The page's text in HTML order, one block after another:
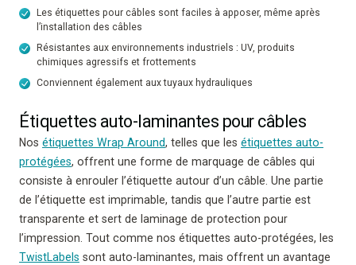
Les étiquettes pour câbles sont faciles à apposer, même après
l’installation des câbles
Résistantes aux environnements industriels : UV, produits
chimiques agressifs et frottements
Conviennent également aux tuyaux hydrauliques
Étiquettes auto-laminantes pour câbles
Nos étiquettes Wrap Around, telles que les étiquettes auto-
protégées, offrent une forme de marquage de câbles qui
consiste à enrouler l’étiquette autour d’un câble. Une partie
de l’étiquette est imprimable, tandis que l’autre partie est
transparente et sert de laminage de protection pour
l’impression. Tout comme nos étiquettes auto-protégées, les
TwistLabels sont auto-laminantes, mais offrent un avantage